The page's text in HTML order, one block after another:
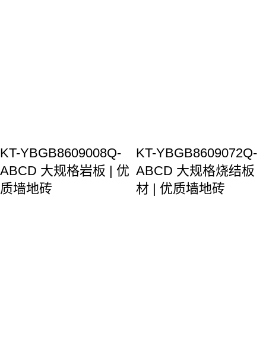
KT-YBGB8609008Q-
ABCD 大规格岩板 | 优
质墙地砖
KT-YBGB8609072Q-
ABCD 大规格烧结板
材 | 优质墙地砖